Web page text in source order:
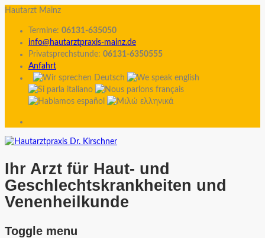
Hautarzt Mainz
Termine: 06131-635050
info@hautarztpraxis-mainz.de
Privatsprechstunde: 06131-6350555
Anfahrt
Ihr Arzt für Haut- und
Geschlechtskrankheiten und
Venenheilkunde
Toggle menu